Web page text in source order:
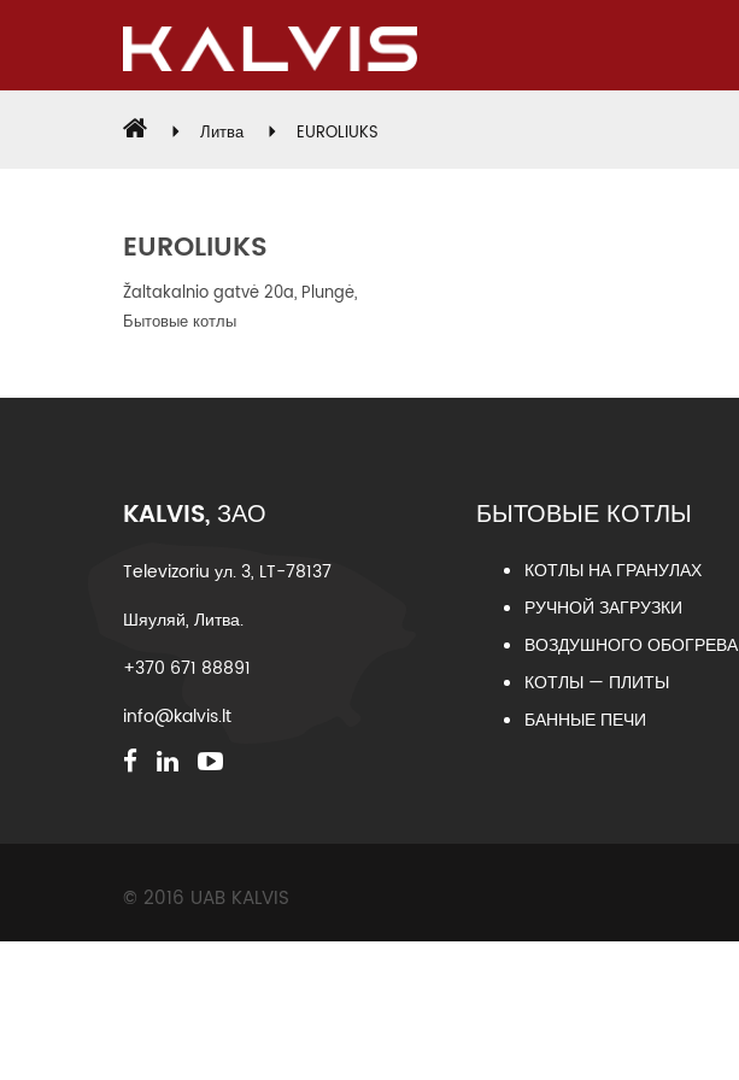
Литва EUROLIUKS
EUROLIUKS
Žaltakalnio gatvė 20a, Plungė,
Бытовые котлы
KALVIS, ЗАО
Televizoriu ул. 3, LT-78137
Шяуляй, Литва.
+370 671 88891
info@kalvis.lt
БЫТОВЫЕ КОТЛЫ
КОТЛЫ НА ГРАНУЛАХ
РУЧНОЙ ЗАГРУЗКИ
ВОЗДУШНОГО ОБОГРЕВА
КОТЛЫ — ПЛИТЫ
БАННЫЕ ПЕЧИ
© 2016 UAB KALVIS